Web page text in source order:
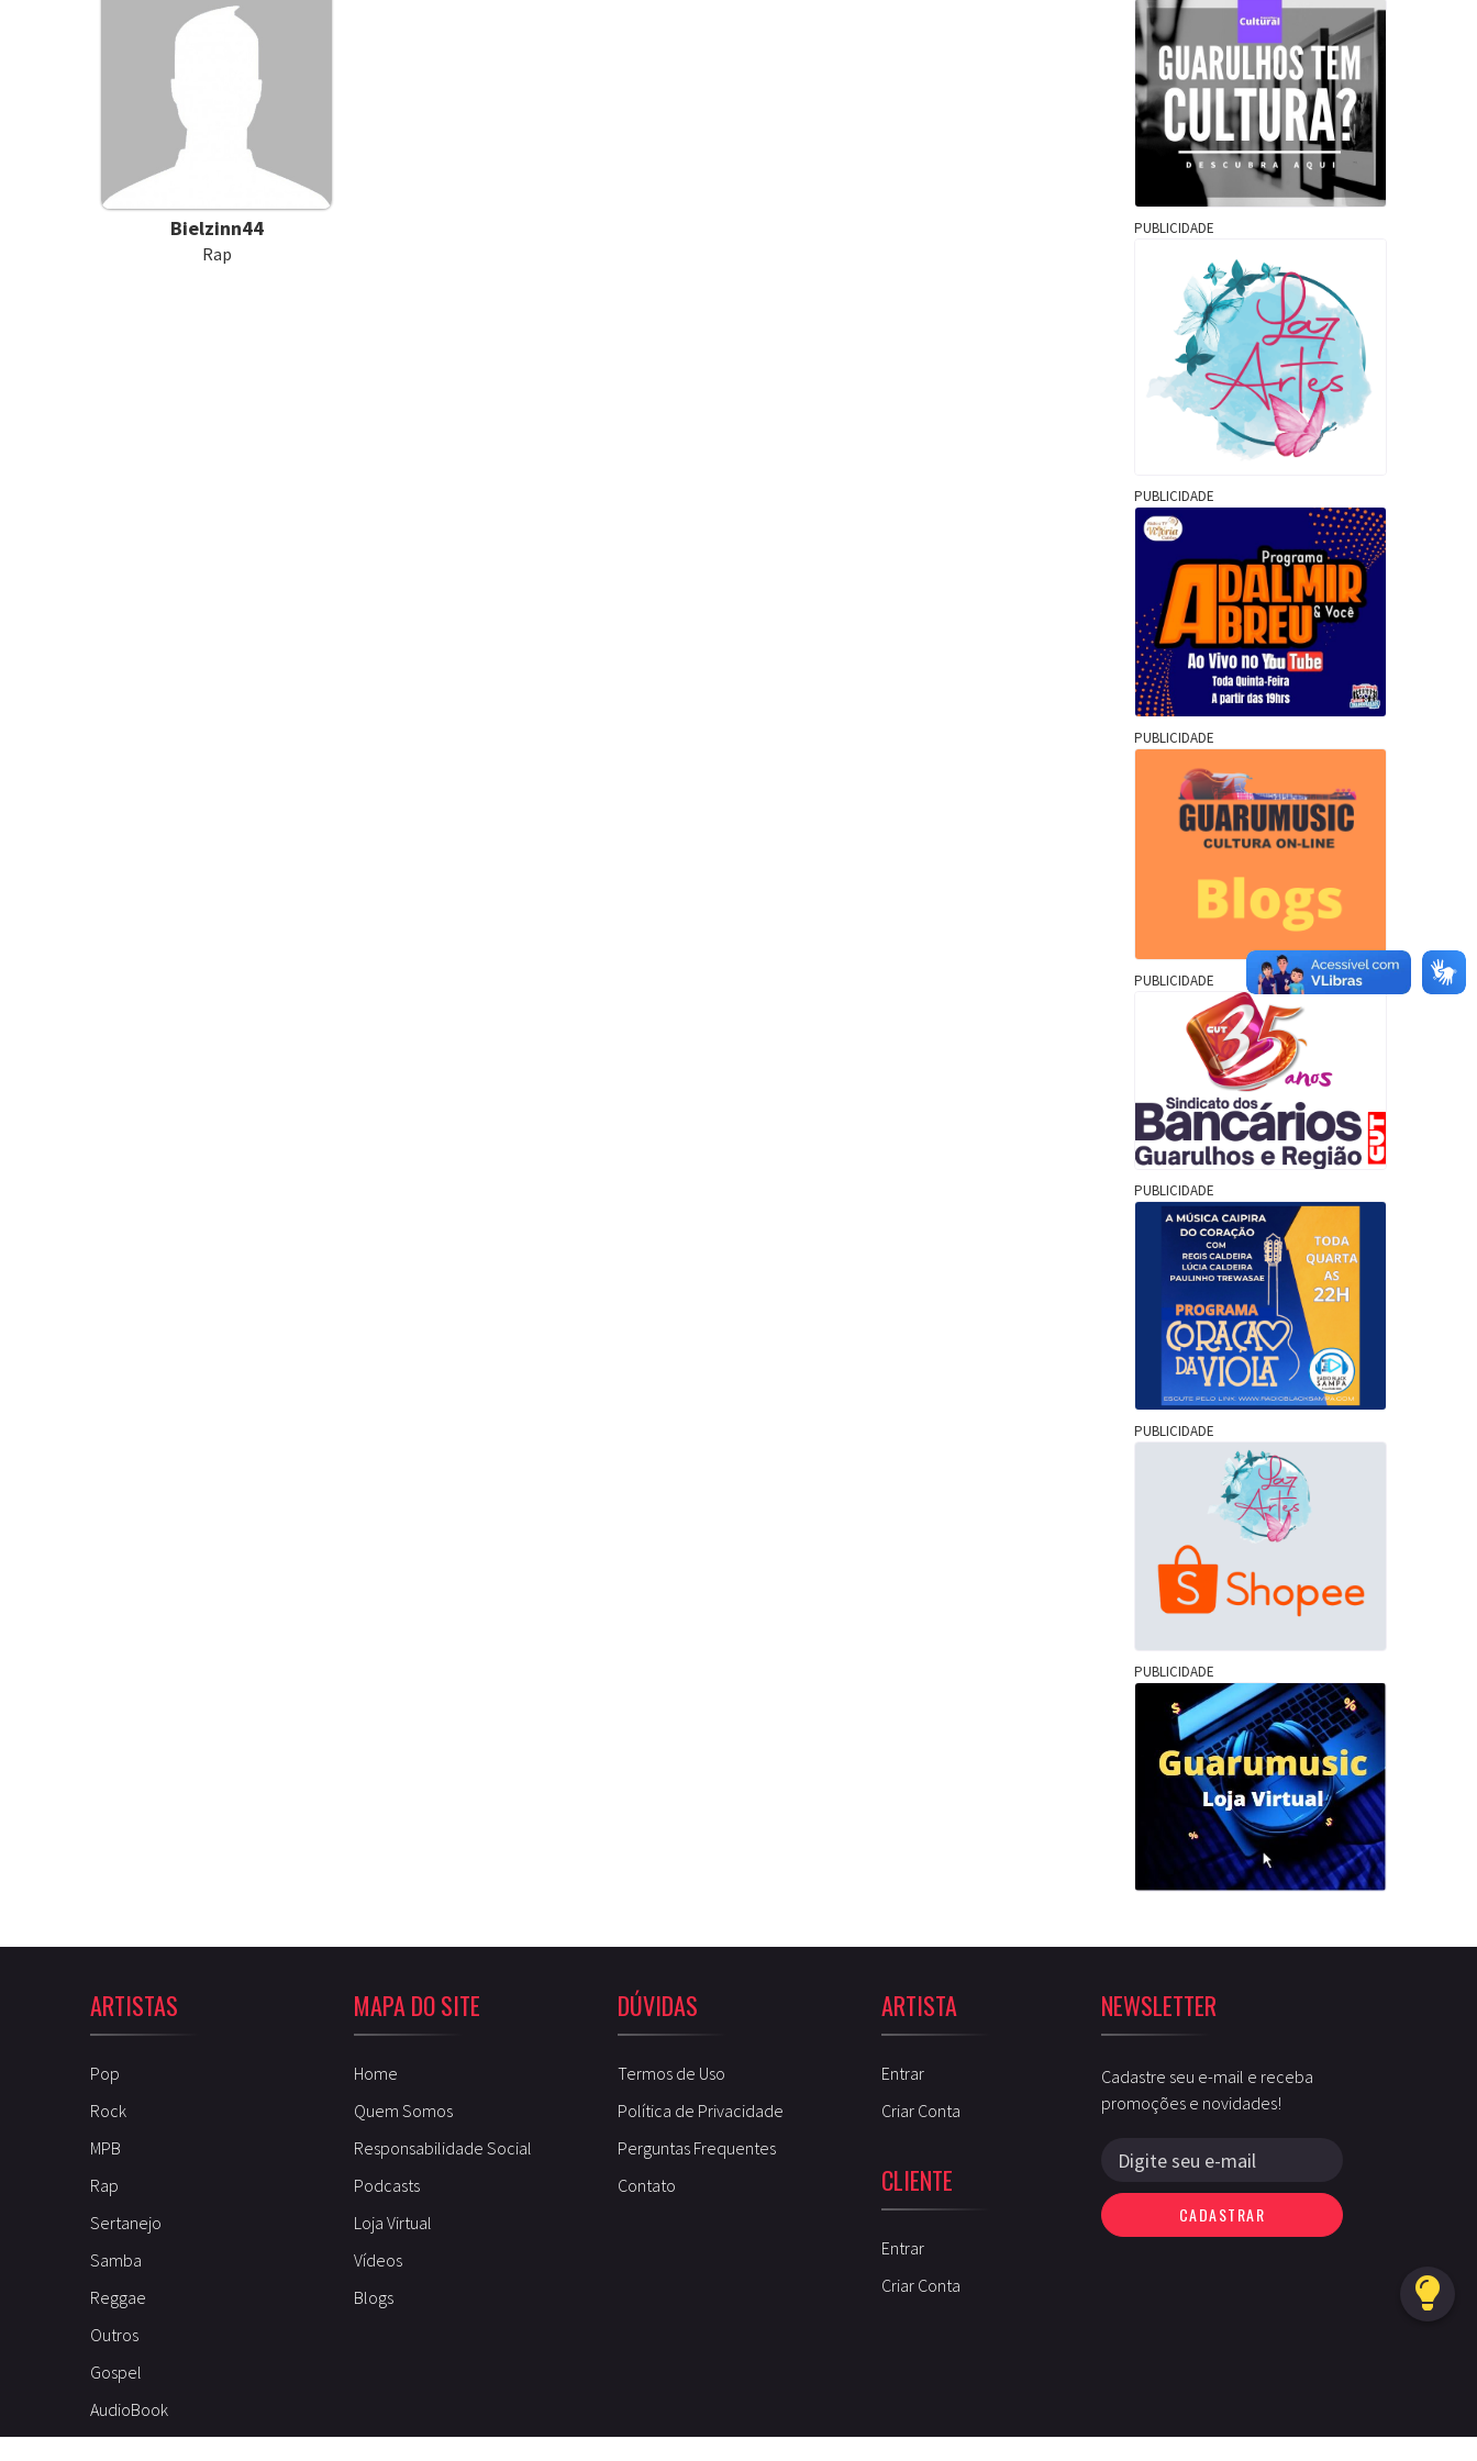
Bielzinn44
Rap
PUBLICIDADE
PUBLICIDADE
PUBLICIDADE
PUBLICIDADE
PUBLICIDADE
PUBLICIDADE
PUBLICIDADE
ARTISTAS
Pop
Rock
MPB
Rap
Sertanejo
Samba
Reggae
Outros
Gospel
AudioBook
MAPA DO SITE
Home
Quem Somos
Responsabilidade Social
Podcasts
Loja Virtual
Vídeos
Blogs
DÚVIDAS
Termos de Uso
Política de Privacidade
Perguntas Frequentes
Contato
ARTISTA
Entrar
Criar Conta
CLIENTE
Entrar
Criar Conta
NEWSLETTER
Cadastre seu e-mail e receba
promoções e novidades!
CADASTRAR